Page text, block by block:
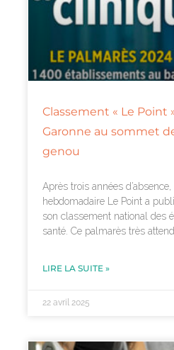
Classement « Le Point
Garonne au sommet
genou
Après trois années
hebdomadaire Le Point a
son classement national des
santé. Ce palmarès très
LIRE LA SUITE »
22 avril 2025